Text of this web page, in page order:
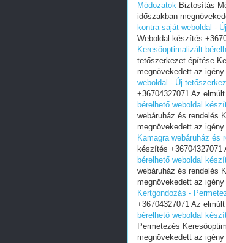
Módozatok Biztosítás
időszakban
kontra saját weboldal -
Weboldal készítés
Keresőoptimalizált
tetőszerkezet építése
megnövekedett az
weboldal - Új
+36704327071 Az
bérelhető weboldal
webáruház és rendelés
megnövekedett az igény
Kamagra webáruház és
készítés
bérelhető weboldal
webáruház és rendelés
megnövekedett az igény
Kertgondozás -
+36704327071 Az
bérelhető weboldal
Permetezés
megnövekedett az